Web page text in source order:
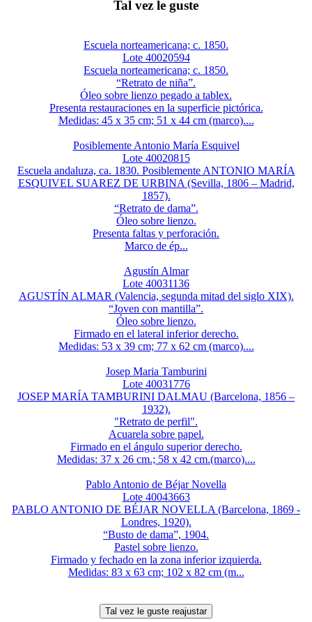
Tal vez le guste
Escuela norteamericana; c. 1850.
Lote 40020594
Escuela norteamericana; c. 1850.
“Retrato de niña”.
Óleo sobre lienzo pegado a tablex.
Presenta restauraciones en la superficie pictórica.
Medidas: 45 x 35 cm; 51 x 44 cm (marco)....
Posiblemente Antonio María Esquivel
Lote 40020815
Escuela andaluza, ca. 1830. Posiblemente ANTONIO MARÍA
ESQUIVEL SUAREZ DE URBINA (Sevilla, 1806 – Madrid,
1857).
“Retrato de dama”.
Óleo sobre lienzo.
Presenta faltas y perforación.
Marco de ép...
Agustín Almar
Lote 40031136
AGUSTÍN ALMAR (Valencia, segunda mitad del siglo XIX).
“Joven con mantilla”.
Óleo sobre lienzo.
Firmado en el lateral inferior derecho.
Medidas: 53 x 39 cm; 77 x 62 cm (marco)....
Josep Maria Tamburini
Lote 40031776
JOSEP MARÍA TAMBURINI DALMAU (Barcelona, 1856 –
1932).
"Retrato de perfil".
Acuarela sobre papel.
Firmado en el ángulo superior derecho.
Medidas: 37 x 26 cm.; 58 x 42 cm.(marco)....
Pablo Antonio de Béjar Novella
Lote 40043663
PABLO ANTONIO DE BÉJAR NOVELLA (Barcelona, 1869 -
Londres, 1920).
“Busto de dama”, 1904.
Pastel sobre lienzo.
Firmado y fechado en la zona inferior izquierda.
Medidas: 83 x 63 cm; 102 x 82 cm (m...